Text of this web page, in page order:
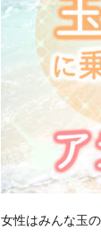
女性はみんな玉